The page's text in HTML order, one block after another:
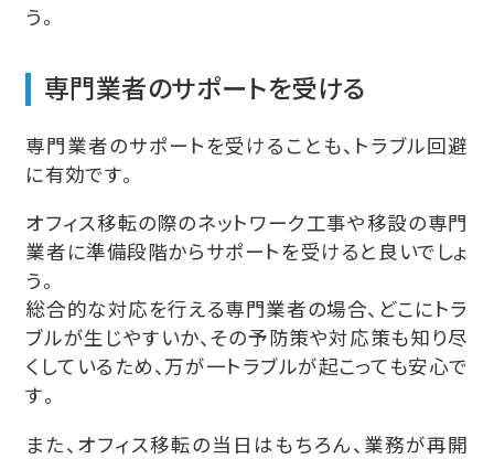
う。
専門業者のサポートを受ける
専門業者のサポートを受けることも、トラブル回避
に有効です。
オフィス移転の際のネットワーク工事や移設の専門
業者に準備段階からサポートを受けると良いでしょ
う。
総合的な対応を行える専門業者の場合、どこにトラ
ブルが生じやすいか、その予防策や対応策も知り尽
くしているため、万が一トラブルが起こっても安心で
す。
また、オフィス移転の当日はもちろん、業務が再開